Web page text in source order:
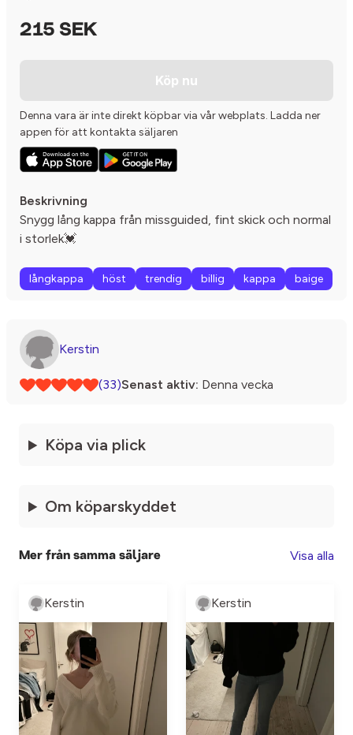
215 SEK
Köp nu
Denna vara är inte direkt köpbar via vår webplats. Ladda ner
appen för att kontakta säljaren
Beskrivning
Snygg lång kappa från missguided, fint skick och normal
i storlek💓
långkappa höst trendig billig kappa baige
Kerstin
(33)Senast aktiv: Denna vecka
Köpa via plick
Om köparskyddet
Mer från samma säljare Visa alla
Kerstin Kerstin